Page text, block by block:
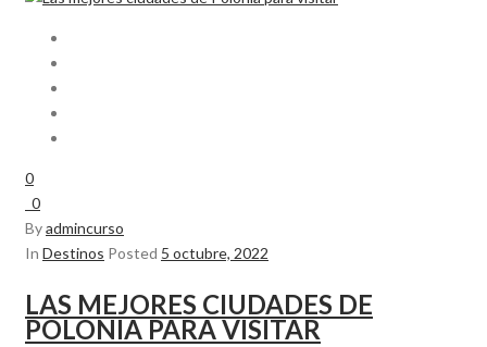
0
0
Byadmincurso
In Destinos Posted 5 octubre, 2022
LAS MEJORES CIUDADES DE
POLONIA PARA VISITAR